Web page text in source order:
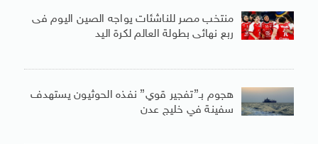
منتخب مصر للناشئات يواجه الصين اليوم فى
ربع نهائى بطولة العالم لكرة اليد
هجوم بـ”تفجير قوي” نفذه الحوثيون يستهدف
سفينة في خليج عدن